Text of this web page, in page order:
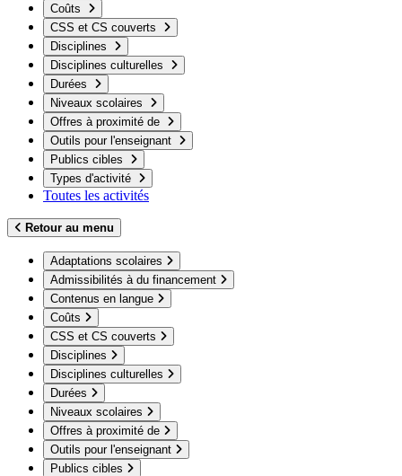
Coûts
CSS et CS couverts
Disciplines
Disciplines culturelles
Durées
Niveaux scolaires
Offres à proximité de
Outils pour l'enseignant
Publics cibles
Types d'activité
Toutes les activités
Retour au menu
Adaptations scolaires
Admissibilités à du financement
Contenus en langue
Coûts
CSS et CS couverts
Disciplines
Disciplines culturelles
Durées
Niveaux scolaires
Offres à proximité de
Outils pour l'enseignant
Publics cibles